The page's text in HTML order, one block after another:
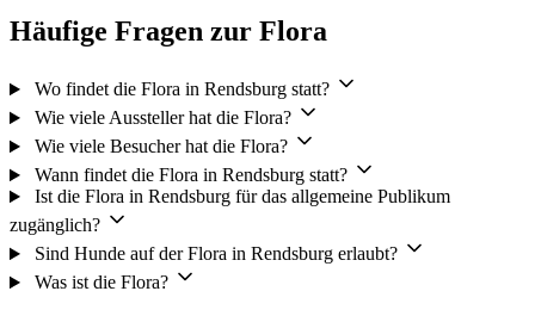
Häufige Fragen zur Flora
Wo findet die Flora in Rendsburg statt?
Wie viele Aussteller hat die Flora?
Wie viele Besucher hat die Flora?
Wann findet die Flora in Rendsburg statt?
Ist die Flora in Rendsburg für das allgemeine Publikum
zugänglich?
Sind Hunde auf der Flora in Rendsburg erlaubt?
Was ist die Flora?